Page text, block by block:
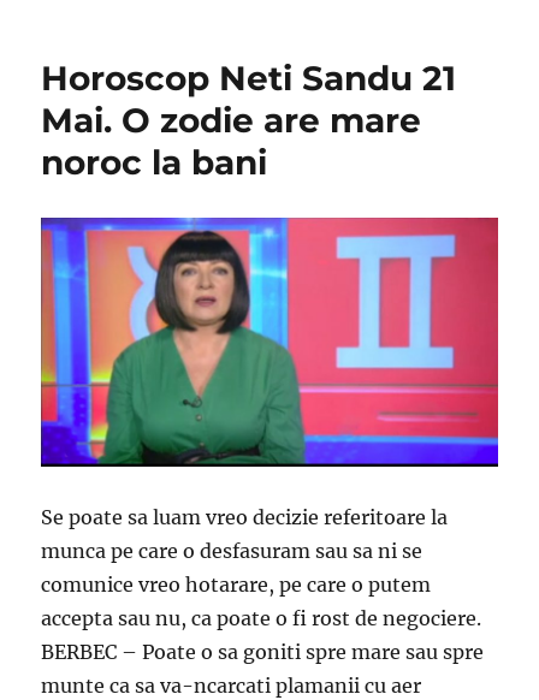
Horoscop Neti Sandu 21
Mai. O zodie are mare
noroc la bani
Se poate sa luam vreo decizie referitoare la
munca pe care o desfasuram sau sa ni se
comunice vreo hotarare, pe care o putem
accepta sau nu, ca poate o fi rost de negociere.
BERBEC – Poate o sa goniti spre mare sau spre
munte ca sa va-ncarcati plamanii cu aer